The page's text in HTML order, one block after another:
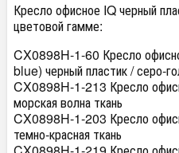
Кресло офисное IQ черный
цветовой гамме:
CX0898H-1-60 Кресло
blue) черный пластик / серо-
CX0898H-1-213 Кресло
морская волна ткань
CX0898H-1-203 Кресло
темно-красная ткань